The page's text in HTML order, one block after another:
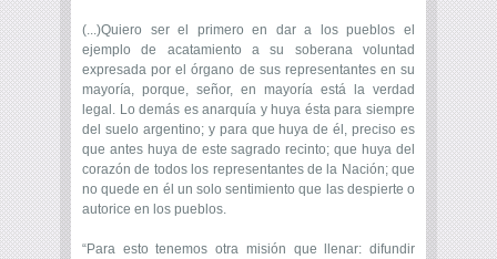
(...)Quiero ser el primero en dar a los pueblos el
ejemplo de acatamiento a su soberana voluntad
expresada por el órgano de sus representantes en su
mayoría, porque, señor, en mayoría está la verdad
legal. Lo demás es anarquía y huya ésta para siempre
del suelo argentino; y para que huya de él, preciso es
que antes huya de este sagrado recinto; que huya del
corazón de todos los representantes de la Nación; que
no quede en él un solo sentimiento que las despierte o
autorice en los pueblos.
“Para esto tenemos otra misión que llenar: difundir